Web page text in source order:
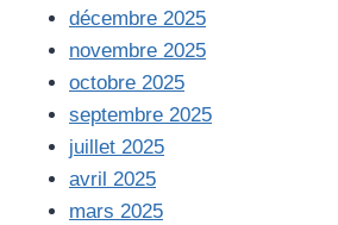
décembre 2025
novembre 2025
octobre 2025
septembre 2025
juillet 2025
avril 2025
mars 2025